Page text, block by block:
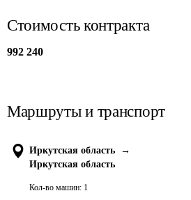
Стоимость контракта
992 240
Маршруты и транспорт
Иркутская область
→
Иркутская область
Кол-во машин: 1